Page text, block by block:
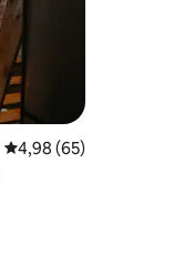
Durchschnittliche
4,98 (65)